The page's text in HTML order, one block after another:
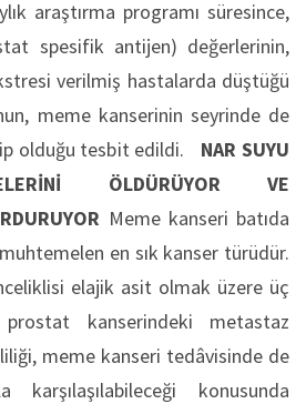
araştırma programı süresince,
spesifik antijen) değerlerinin,
verilmiş hastalarda düştüğü
meme kanserinin seyrinde de
olduğu tesbit edildi. NAR SUYU
ÖLDÜRÜYOR VE
Meme kanseri batıda
en sık kanser türüdür.
elajik asit olmak üzere üç
kanserindeki metastaz
meme kanseri tedâvisinde de
konusunda